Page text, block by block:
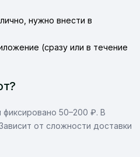
нужно внести в
(сразу или в течение
фиксировано 50–200 ₽. В
от сложности доставки